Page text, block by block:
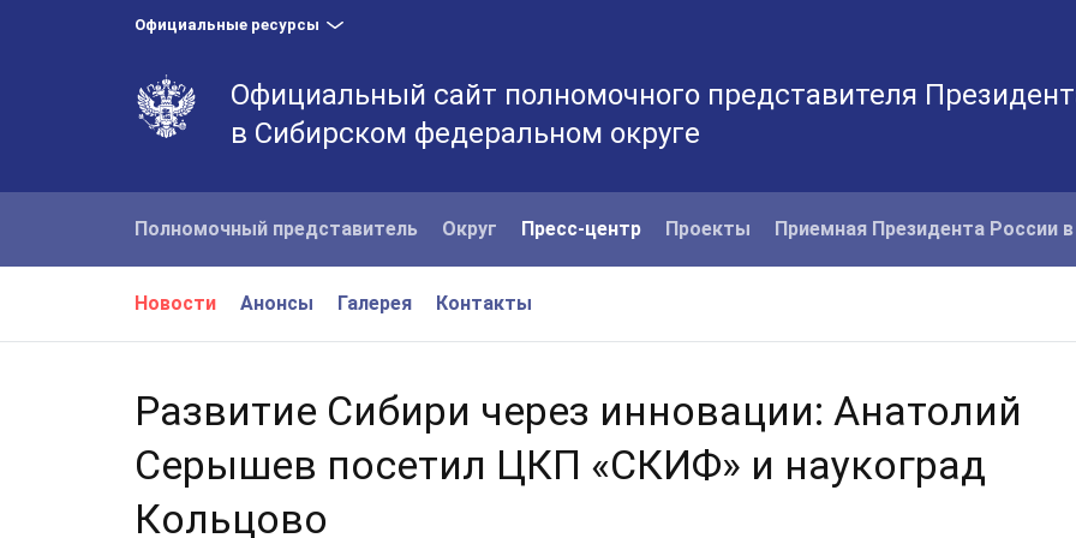
Официальные ресурсы
Официальный сайт полномочного представителя
в Сибирском федеральном округе
Полномочный представитель Округ Пресс-центр Проекты Приемная Президента России
Новости Анонсы Галерея Контакты
Развитие Сибири через инновации: Анатолий
Серышев посетил ЦКП «СКИФ» и наукоград
Кольцово